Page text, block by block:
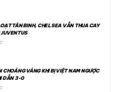
TÂN BINH, CHELSEA VẪN THUA CAY
VÁNG KHI BỊ VIỆT NAM NGƯỢC
DẪN 3-0